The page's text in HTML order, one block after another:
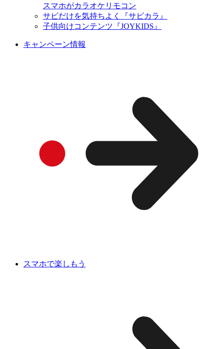
スマホがカラオケリモコン
サビだけを気持ちよく『サビカラ』
子供向けコンテンツ『JOYKIDS』
キャンペーン情報
スマホで楽しもう